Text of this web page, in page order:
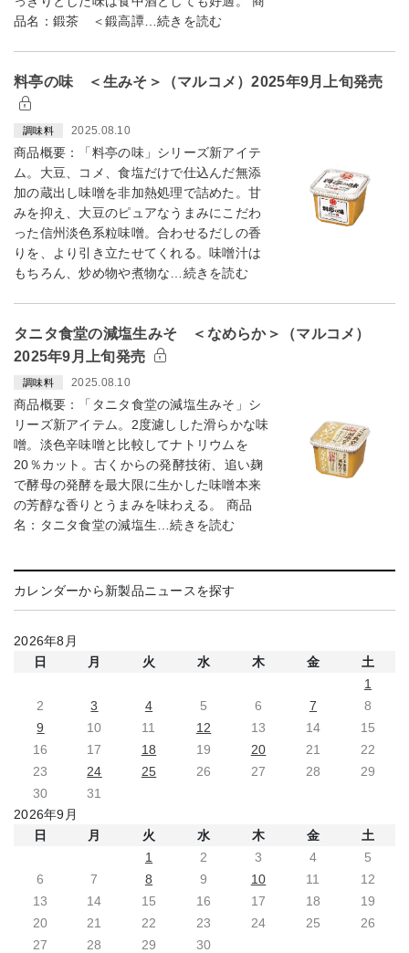
品名：鍛茶 ＜鍛高譚…続きを読む
料亭の味 ＜生みそ＞（マルコメ）2025年9月上旬発売
調味料 2025.08.10
商品概要：「料亭の味」シリーズ新アイテ
ム。大豆、コメ、食塩だけで仕込んだ無添
加の蔵出し味噌を非加熱処理で詰めた。甘
みを抑え、大豆のピュアなうまみにこだわ
った信州淡色系粒味噌。合わせるだしの香
りを、より引き立たせてくれる。味噌汁は
もちろん、炒め物や煮物な…続きを読む
タニタ食堂の減塩生みそ ＜なめらか＞（マルコメ）
2025年9月上旬発売
調味料 2025.08.10
商品概要：「タニタ食堂の減塩生みそ」シ
リーズ新アイテム。2度濾しした滑らかな味
噌。淡色辛味噌と比較してナトリウムを
20％カット。古くからの発酵技術、追い麹
で酵母の発酵を最大限に生かした味噌本来
の芳醇な香りとうまみを味わえる。 商品
名：タニタ食堂の減塩生…続きを読む
カレンダーから新製品ニュースを探す
2026年8月
日
月 火 水 木 金
土
1
2
3 4 5 6 7
8
9
10 11 12 13 14
15
16
17 18 19 20 21
22
23
24 25 26 27 28
29
30
31
2026年9月
日
月 火 水 木 金
土
1
2 3 4
5
6
7 8 9 10 11
12
13
14 15 16 17 18
19
20
21 22 23 24 25
26
27
28 29
30